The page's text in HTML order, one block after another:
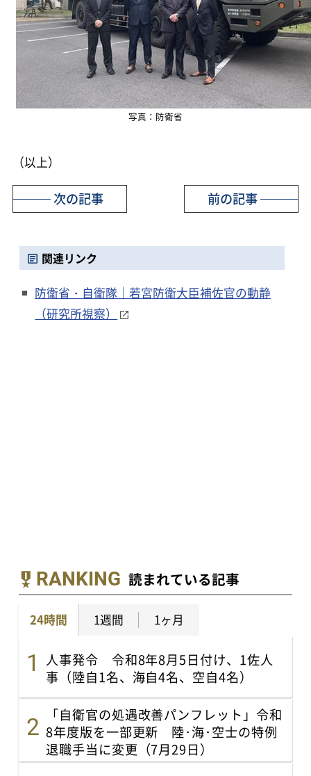
写真：防衛省
（以上）
前の記事
次の記事
関連リンク
防衛省・自衛隊｜若宮防衛大臣補佐官の動静
（研究所視察）
RANKING 読まれている記事
24時間 1週間 1ヶ月
人事発令 令和8年8月5日付け、1佐人
事（陸自1名、海自4名、空自4名）
「自衛官の処遇改善パンフレット」令和
8年度版を一部更新 陸･海･空士の特例
退職手当に変更（7月29日）